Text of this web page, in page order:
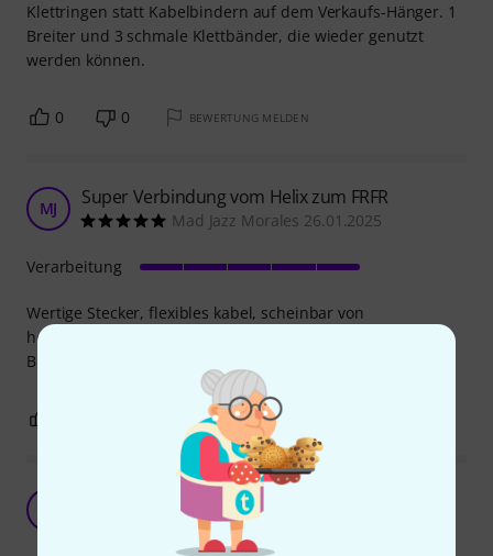
Klettringen statt Kabelbindern auf dem Verkaufs-Hänger. 1
Breiter und 3 schmale Klettbänder, die wieder genutzt
werden können.
0 0 BEWERTUNG MELDEN
MJ Super Verbindung vom Helix zum FRFR
Mad Jazz Morales 26.01.2025
Wertige Stecker, flexibles kabel, scheinbar von
hervorragender Qualität.
Bräuchte ich noch eines, würde ich es nochmal kaufen!
Verarbeitung
BEWERTUNG MELDEN
5oulfly 22.07.2026